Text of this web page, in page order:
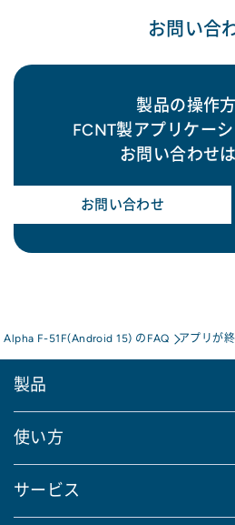
お問い合
製品の操作
FCNT製アプリケー
お問い合わせ
お問い合わせ
Alpha F-51F(Android 15) のFAQ アプリが
製品
使い方
サービス